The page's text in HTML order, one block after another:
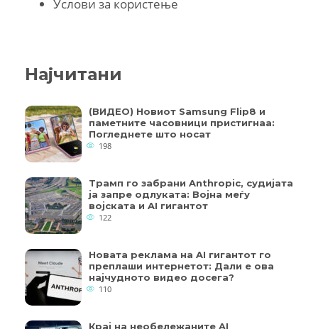
Услови за користење
Најчитани
(ВИДЕО) Новиот Samsung Flip8 и
паметните часовници пристигнаа:
Погледнете што носат
198
Трамп го забрани Anthropic, судијата
ја запре одлуката: Војна меѓу
војската и AI гигантот
122
Новата реклама на AI гигантот го
преплаши интернетот: Дали е ова
најчудното видео досега?
110
Крај на необележаните AI